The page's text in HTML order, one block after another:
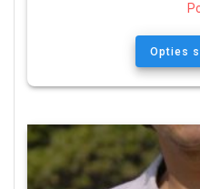
Opties